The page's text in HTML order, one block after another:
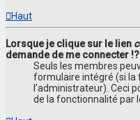
Haut
Lorsque je clique sur le lien
demande de me connecter !?
Seuls les membres
formulaire intégré (si la
l’administrateur). Ceci
de la fonctionnalité par